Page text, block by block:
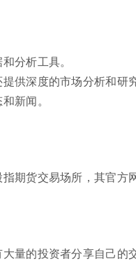
分析工具。
供深度的市场分析和研
新闻。
期货交易场所，其官方
量的投资者分享自己